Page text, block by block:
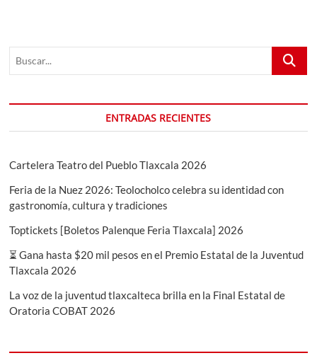
2025.
Belleza
Tradición
Tlaxcala
Buscar...
ENTRADAS RECIENTES
Cartelera Teatro del Pueblo Tlaxcala 2026
Feria de la Nuez 2026: Teolocholco celebra su identidad con
gastronomía, cultura y tradiciones
Toptickets [Boletos Palenque Feria Tlaxcala] 2026
⏳ Gana hasta $20 mil pesos en el Premio Estatal de la Juventud
Tlaxcala 2026
La voz de la juventud tlaxcalteca brilla en la Final Estatal de
Oratoria COBAT 2026